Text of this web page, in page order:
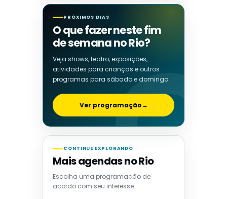
PRÓXIMOS DIAS
O que fazer neste fim
de semana no Rio?
Veja shows, teatro, exposições,
atividades para crianças e outros
programas para sábado e domingo.
Ver programação→
CONTINUE EXPLORANDO
Mais agendas no Rio
Escolha uma programação de
acordo com seu interesse.